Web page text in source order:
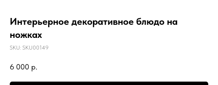
Интерьерное декоративное блюдо на
ножках
SKU: SKU00149
6 000 р.